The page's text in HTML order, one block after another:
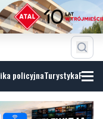
policyjnaTurystyka